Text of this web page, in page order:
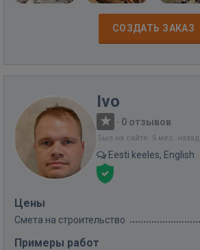
СОЗДАТЬ ЗАКАЗ
Ivo
· 0 отзывов
Был на сайте: 5 мес. назад
Eesti keeles, English
Цены
Смета на строительство
Примеры работ